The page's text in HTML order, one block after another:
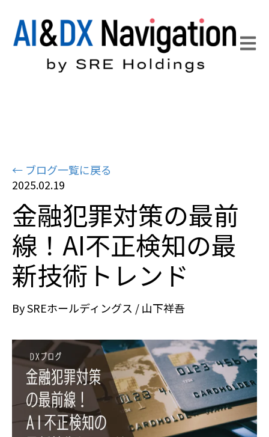
← ブログ一覧に戻る
2025.02.19
金融犯罪対策の最前
線！AI不正検知の最
新技術トレンド
BySREホールディングス / 山下祥吾